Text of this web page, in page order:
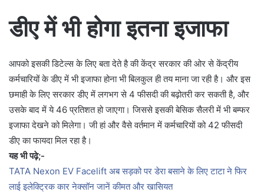
डीए में भी होगा इतना इजाफा
आपको इसकी डिटेल्स के लिए बता देते है की केंद्र सरकार की ओर से केंद्रीय
कर्मचारियों के डीए में भी इजाफा होना भी बिलकुल ही तय माना जा रही है। और इस
छमाही के लिए सरकार डीए में लगभग से 4 फीसदी की बढ़ोतरी कर सकती है, और
उसके बाद में ये 46 प्रतिशत हो जाएगा। जिससे इसकी बेसिक सैलरी में भी बम्फर
इजाफा देखने को मिलेगा। जी हां और वैसे वर्तमान में कर्मचारियों को 42 फीसदी
डीए का फायदा मिल रहा है।
यह भी पढ़े;-
TATA Nexon EV Facelift अब सड़को पर डेरा बसाने के लिए टाटा ने फिर
लाई इलेक्ट्रिक कार नेक्सॉन जानें कीमत और खासियत